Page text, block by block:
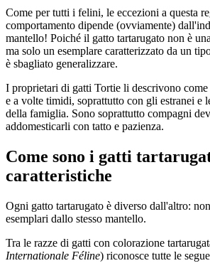
Come per tutti i felini, le eccezioni a questa
comportamento dipende (ovviamente)
mantello! Poiché il gatto tartarugato non è
ma solo un esemplare caratterizzato da un
è sbagliato generalizzare.
I proprietari di gatti Tortie li descrivono
e a volte timidi, soprattutto con gli estranei e
della famiglia. Sono soprattutto compagni
addomesticarli con tatto e pazienza.
Come sono i gatti
caratteristiche
Ogni gatto tartarugato è diverso dall'altro:
esemplari dallo stesso mantello.
Tra le razze di gatti con colorazione
Internationale Féline) riconosce tutte le